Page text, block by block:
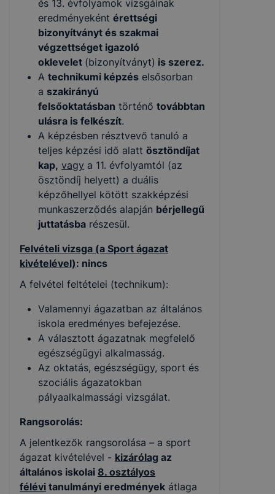
és 13. évfolyamok vizsgáinak
eredményeként érettségi
bizonyítványt és szakmai
végzettséget igazoló
oklevelet (bizonyítványt) is szerez.
A technikumi képzés elsősorban
a szakirányú
felsőoktatásban történő továbbtan
ulásra is felkészít.
A képzésben résztvevő tanuló a
teljes képzési idő alatt ösztöndíjat
kap, vagy a 11. évfolyamtól (az
ösztöndíj helyett) a duális
képzőhellyel kötött szakképzési
munkaszerződés alapján bérjellegű
juttatásba részesül.
Felvételi vizsga (a Sport ágazat
kivételével): nincs
A felvétel feltételei (technikum):
Valamennyi ágazatban az általános
iskola eredményes befejezése.
A választott ágazatnak megfelelő
egészségügyi alkalmasság.
Az oktatás, egészségügy, sport és
szociális ágazatokban
pályaalkalmassági vizsgálat.
Rangsorolás:
A jelentkezők rangsorolása – a sport
ágazat kivételével - kizárólag az
általános iskolai 8. osztályos
félévi tanulmányi eredmények átlaga